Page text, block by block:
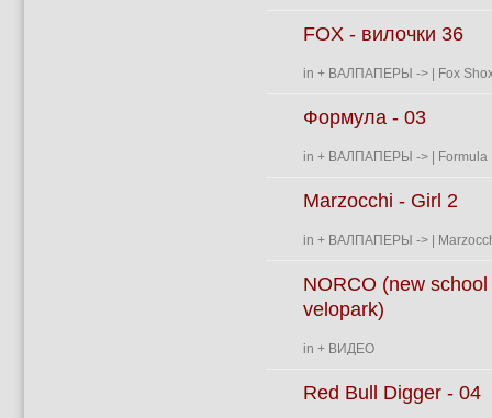
FOX - вилочки 36
in + ВАЛПАПЕРЫ -> | Fox
Формула - 03
in + ВАЛПАПЕРЫ -> | Formula
Marzocchi - Girl 2
in + ВАЛПАПЕРЫ -> |
NORCO (new school
velopark)
in + ВИДЕО
Red Bull Digger - 04